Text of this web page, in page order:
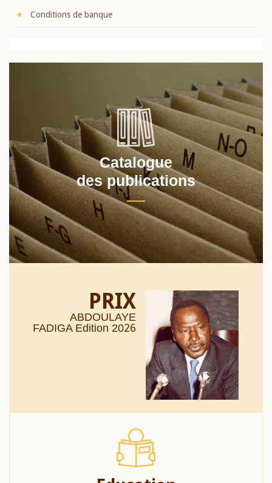
Conditions de banque
Catalogue
des publications
PRIX
ABDOULAYE
FADIGA Edition 2026